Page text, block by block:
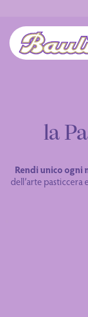
Logo Bauli
la
Rendi unico ogni
dell’arte